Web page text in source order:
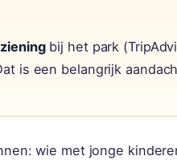
bij het park
is een belangrijk
wie met jonge